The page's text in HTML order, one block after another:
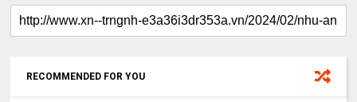
RECOMMENDED FOR YOU